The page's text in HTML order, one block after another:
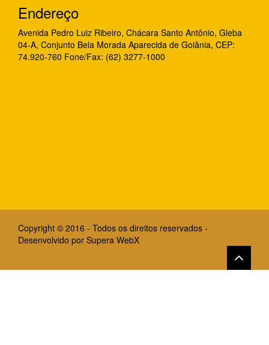
Endereço
Avenida Pedro Luiz Ribeiro, Chácara Santo Antônio, Gleba
04-A, Conjunto Bela Morada Aparecida de Goiânia, CEP:
74.920-760 Fone/Fax: (62) 3277-1000
Copyright © 2016 - Todos os direitos reservados -
Desenvolvido por Supera WebX